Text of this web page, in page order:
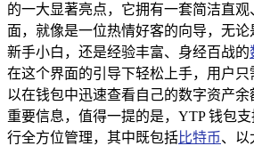
的一大显著亮点，它拥有一套简洁直
面，就像是一位热情好客的向导，无
新手小白，还是经验丰富、身经百战的
在这个界面的引导下轻松上手，用户
以在钱包中迅速查看自己的数字资产
重要信息，值得一提的是，YTP 钱包
行全方位管理，其中既包括比特币、以